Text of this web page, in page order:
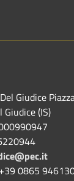
Giudice
(IS)
0865